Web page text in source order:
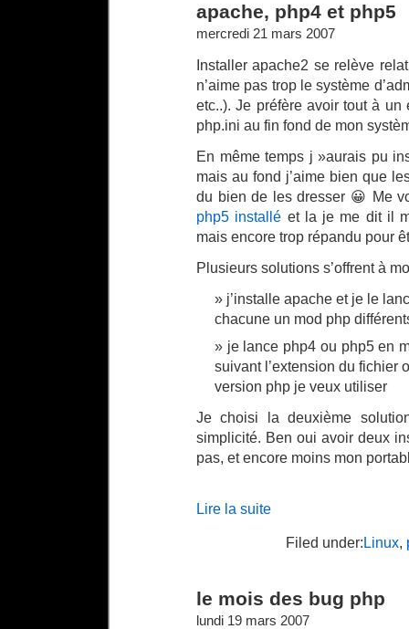
apache, php4 et php5
mercredi 21 mars 2007
Installer apache2 se relève
n’aime pas trop le système
etc..). Je préfère avoir tout à
php.ini au fin fond de mon
En même temps j »aurais pu
mais au fond j’aime bien que
du bien de les dresser 😀 Me
php5 installé et la je me dit il
mais encore trop répandu pour
Plusieurs solutions s’offrent à
j’installe apache et je le
chacune un mod php
je lance php4 ou php5 en
suivant l’extension du fichier
version php je veux utiliser
Je choisi la deuxième
simplicité. Ben oui avoir deux
pas, et encore moins mon
Lire la suite
Filed under:Linux,
le mois des bug php
lundi 19 mars 2007